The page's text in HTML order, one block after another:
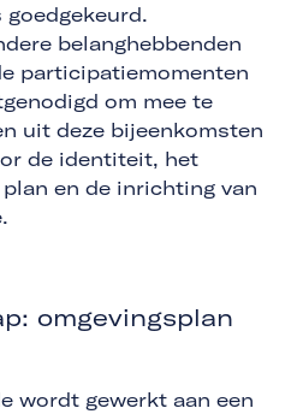
goedgekeurd.
belanghebbenden
participatiemomenten
om mee te
uit deze bijeenkomsten
de identiteit, het
en de inrichting van
omgevingsplan
wordt gewerkt aan een